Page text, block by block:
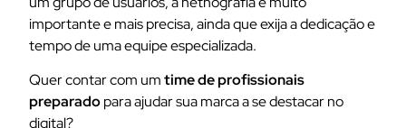
importante e mais precisa, ainda que exija a dedicação e
tempo de uma equipe especializada.
Quer contar com umtime de profissionais
preparadopara ajudar sua marca a se destacar no
digital?